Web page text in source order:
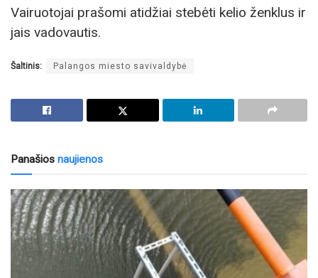
Vairuotojai prašomi atidžiai stebėti kelio ženklus ir
jais vadovautis.
Šaltinis: Palangos miesto savivaldybė
Panašios naujienos